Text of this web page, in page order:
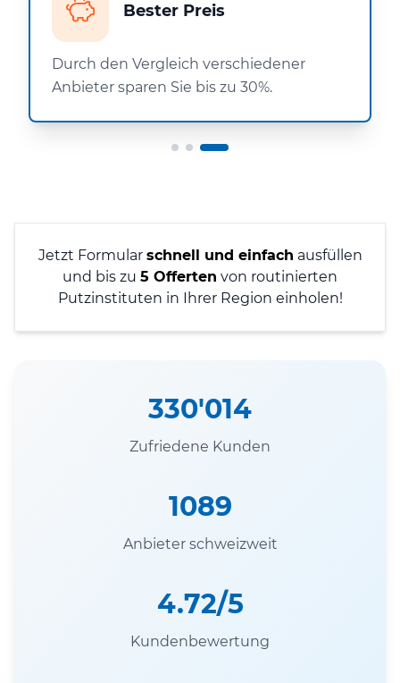
Bester Preis
Durch den Vergleich verschiedener
Anbieter sparen Sie bis zu 30%.
Jetzt Formular schnell und einfach ausfüllen
und bis zu 5 Offerten von routinierten
Putzinstituten in Ihrer Region einholen!
330'014
Zufriedene Kunden
1089
Anbieter schweizweit
4.72/5
Kundenbewertung